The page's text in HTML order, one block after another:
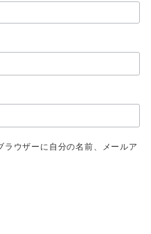
ウザーに自分の名前、メールア